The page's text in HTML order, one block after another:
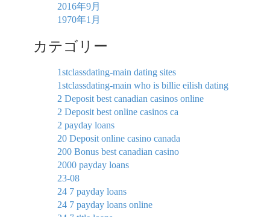
2016年9月
1970年1月
カテゴリー
1stclassdating-main dating sites
1stclassdating-main who is billie eilish dating
2 Deposit best canadian casinos online
2 Deposit best online casinos ca
2 payday loans
20 Deposit online casino canada
200 Bonus best canadian casino
2000 payday loans
23-08
24 7 payday loans
24 7 payday loans online